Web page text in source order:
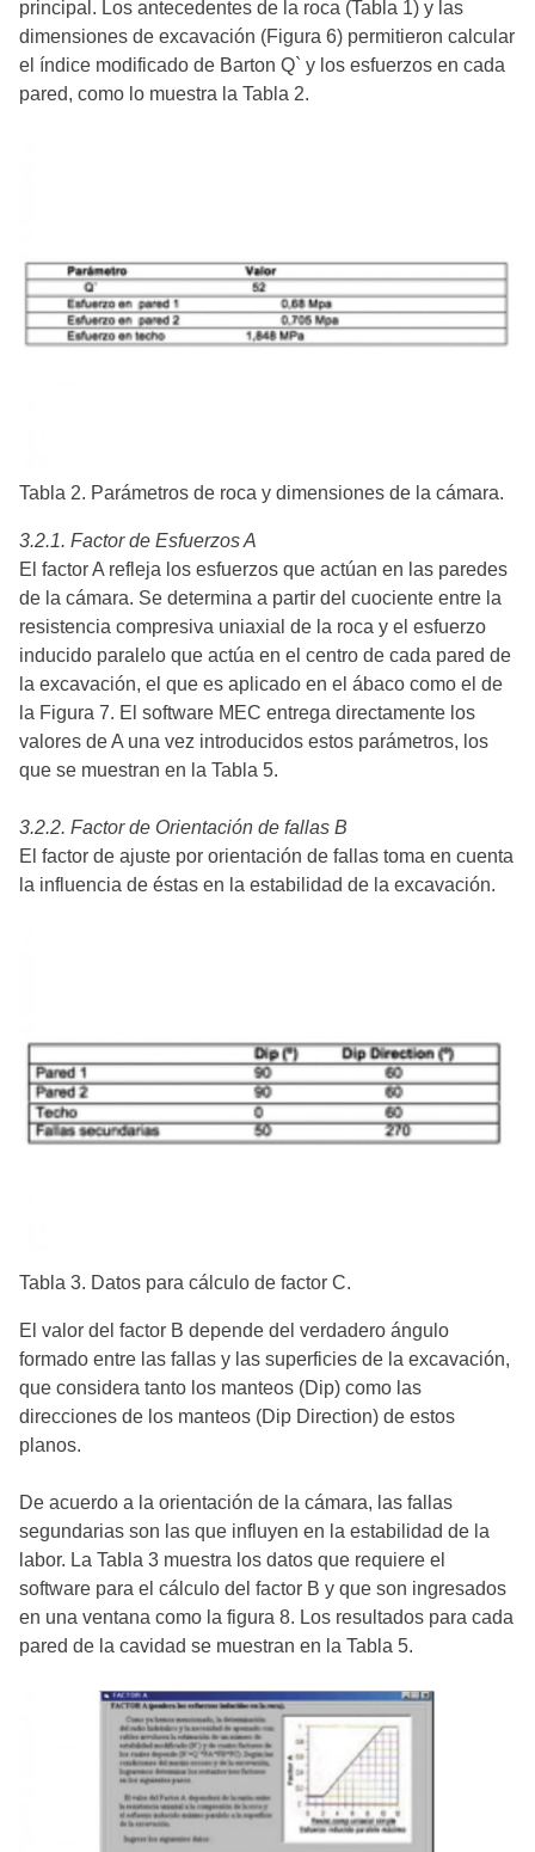
principal. Los antecedentes de la roca (Tabla 1) y las
dimensiones de excavación (Figura 6) permitieron calcular
el índice modificado de Barton Q` y los esfuerzos en cada
pared, como lo muestra la Tabla 2.
Tabla 2. Parámetros de roca y dimensiones de la cámara.
3.2.1. Factor de Esfuerzos A
El factor A refleja los esfuerzos que actúan en las paredes
de la cámara. Se determina a partir del cuociente entre la
resistencia compresiva uniaxial de la roca y el esfuerzo
inducido paralelo que actúa en el centro de cada pared de
la excavación, el que es aplicado en el ábaco como el de
la Figura 7. El software MEC entrega directamente los
valores de A una vez introducidos estos parámetros, los
que se muestran en la Tabla 5.
3.2.2. Factor de Orientación de fallas B
El factor de ajuste por orientación de fallas toma en cuenta
la influencia de éstas en la estabilidad de la excavación.
Tabla 3. Datos para cálculo de factor C.
El valor del factor B depende del verdadero ángulo
formado entre las fallas y las superficies de la excavación,
que considera tanto los manteos (Dip) como las
direcciones de los manteos (Dip Direction) de estos
planos.
De acuerdo a la orientación de la cámara, las fallas
segundarias son las que influyen en la estabilidad de la
labor. La Tabla 3 muestra los datos que requiere el
software para el cálculo del factor B y que son ingresados
en una ventana como la figura 8. Los resultados para cada
pared de la cavidad se muestran en la Tabla 5.